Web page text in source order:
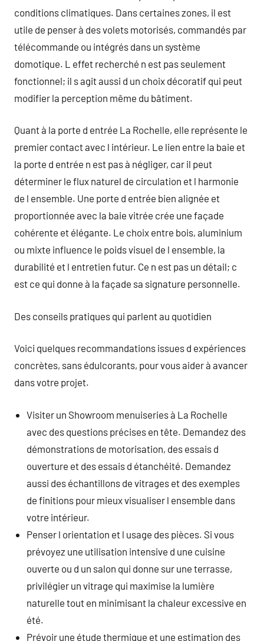
conditions climatiques. Dans certaines zones, il est
utile de penser à des volets motorisés, commandés par
télécommande ou intégrés dans un système
domotique. L effet recherché n est pas seulement
fonctionnel; il s agit aussi d un choix décoratif qui peut
modifier la perception même du bâtiment.
Quant à la porte d entrée La Rochelle, elle représente le
premier contact avec l intérieur. Le lien entre la baie et
la porte d entrée n est pas à négliger, car il peut
déterminer le flux naturel de circulation et l harmonie
de l ensemble. Une porte d entrée bien alignée et
proportionnée avec la baie vitrée crée une façade
cohérente et élégante. Le choix entre bois, aluminium
ou mixte influence le poids visuel de l ensemble, la
durabilité et l entretien futur. Ce n est pas un détail; c
est ce qui donne à la façade sa signature personnelle.
Des conseils pratiques qui parlent au quotidien
Voici quelques recommandations issues d expériences
concrètes, sans édulcorants, pour vous aider à avancer
dans votre projet.
Visiter un Showroom menuiseries à La Rochelle
avec des questions précises en tête. Demandez des
démonstrations de motorisation, des essais d
ouverture et des essais d étanchéité. Demandez
aussi des échantillons de vitrages et des exemples
de finitions pour mieux visualiser l ensemble dans
votre intérieur.
Penser l orientation et l usage des pièces. Si vous
prévoyez une utilisation intensive d une cuisine
ouverte ou d un salon qui donne sur une terrasse,
privilégier un vitrage qui maximise la lumière
naturelle tout en minimisant la chaleur excessive en
été.
Prévoir une étude thermique et une estimation des